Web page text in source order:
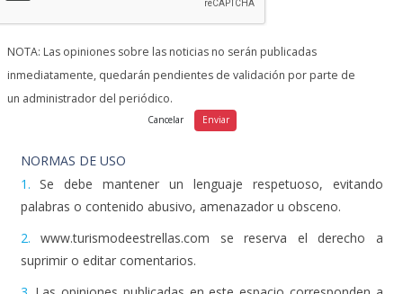
NOTA: Las opiniones sobre las noticias no serán publicadas
inmediatamente, quedarán pendientes de validación por parte de
un administrador del periódico.
NORMAS DE USO
1. Se debe mantener un lenguaje respetuoso, evitando
palabras o contenido abusivo, amenazador u obsceno.
2. www.turismodeestrellas.com se reserva el derecho a
suprimir o editar comentarios.